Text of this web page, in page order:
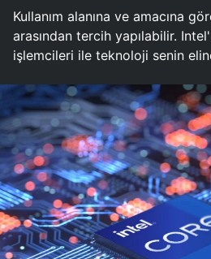
Kullanım alanına ve amacına
arasından tercih yapılabilir.
işlemcileri ile teknoloji senin